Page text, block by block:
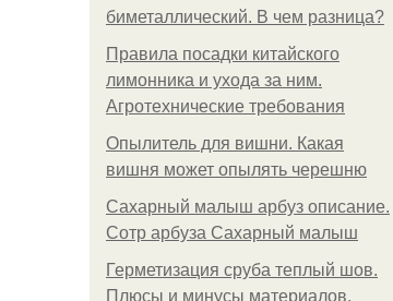
биметаллический. В чем разница?
Правила посадки китайского
лимонника и ухода за ним.
Агротехнические требования
Опылитель для вишни. Какая
вишня может опылять черешню
Сахарный малыш арбуз описание.
Сотр арбуза Сахарный малыш
Герметизация сруба теплый шов.
Плюсы и минусы материалов,